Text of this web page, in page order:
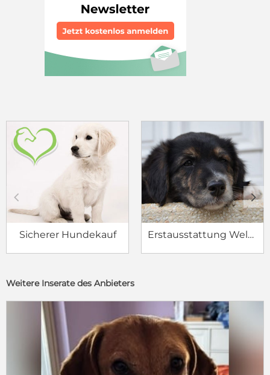
Sicherer Hundekauf Erstausstattung Welpe
c d
Weitere Inserate des Anbieters